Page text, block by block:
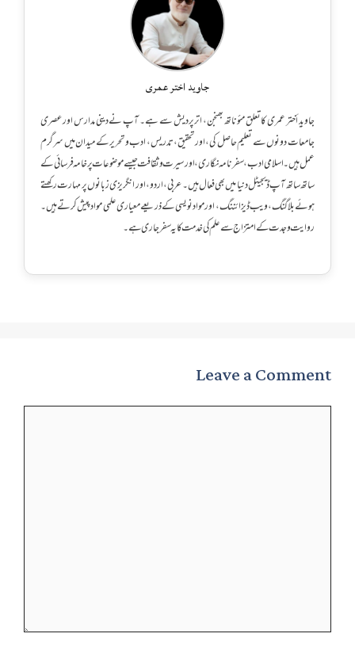
جاوید اختر عمری
جاوید أختر عمری کا تعلق مئوناتھ بھنجن، اترپردیش سے ہے۔ آپ نے دینی مدارس اور عصری
جامعات دونوں سے تعلیم حاصل کی، اور تحقیق، تدریس، ادب و تحریر کے میدان میں سرگرم
عمل ہیں۔ اسلامی ادب، سفرنامہ نگاری، اور سیرت و ثقافت جیسے موضوعات پر خامہ فرسائی کے
ساتھ ساتھ آپ ڈیجیٹل دنیا میں بھی فعال ہیں۔ عربی، اردو، اور انگریزی زبانوں پر مہارت رکھتے
ہوئے بلاگنگ، ویب ڈیزائننگ، اور مواد نویسی کے ذریعے معیاری علمی مواد پیش کرتے ہیں۔
روایت و جدت کے امتزاج سے علم کی خدمت کا یہ سفر جاری ہے۔
Leave a Comment